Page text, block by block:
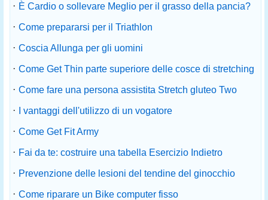
· È Cardio o sollevare Meglio per il grasso della pancia?
· Come prepararsi per il Triathlon
· Coscia Allunga per gli uomini
· Come Get Thin parte superiore delle cosce di stretching
· Come fare una persona assistita Stretch gluteo Two
·
I vantaggi dell'utilizzo di un vogatore
· Come Get Fit Army
· Fai da te: costruire una tabella Esercizio Indietro
· Prevenzione delle lesioni del tendine del ginocchio
· Come riparare un Bike computer fisso